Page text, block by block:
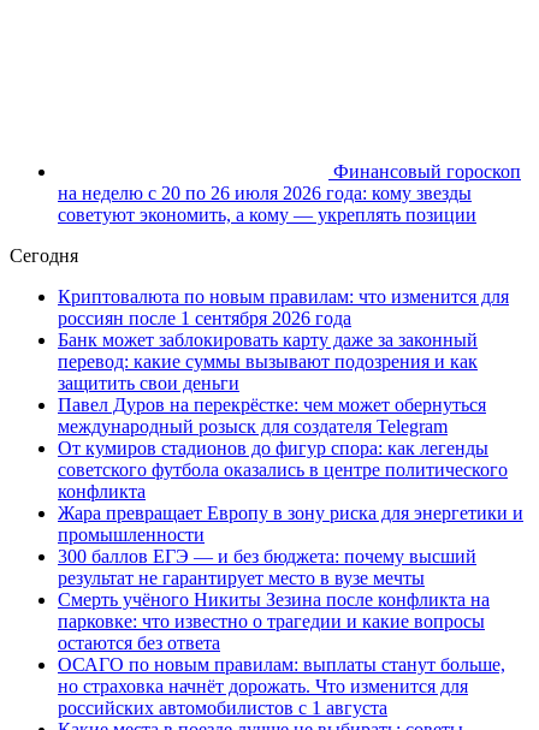
Финансовый гороскоп
на неделю с 20 по 26 июля 2026 года: кому звезды
советуют экономить, а кому — укреплять позиции
Сегодня
Криптовалюта по новым правилам: что изменится для
россиян после 1 сентября 2026 года
Банк может заблокировать карту даже за законный
перевод: какие суммы вызывают подозрения и как
защитить свои деньги
Павел Дуров на перекрёстке: чем может обернуться
международный розыск для создателя Telegram
От кумиров стадионов до фигур спора: как легенды
советского футбола оказались в центре политического
конфликта
Жара превращает Европу в зону риска для энергетики и
промышленности
300 баллов ЕГЭ — и без бюджета: почему высший
результат не гарантирует место в вузе мечты
Смерть учёного Никиты Зезина после конфликта на
парковке: что известно о трагедии и какие вопросы
остаются без ответа
ОСАГО по новым правилам: выплаты станут больше,
но страховка начнёт дорожать. Что изменится для
российских автомобилистов с 1 августа